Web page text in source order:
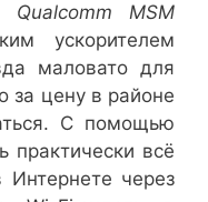
Qualcomm MSM
ускорителем
маловато для
за цену в районе
С помощью
практически всё
через